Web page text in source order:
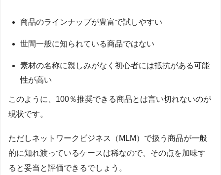
商品のラインナップが豊富で試しやすい
世間一般に知られている商品ではない
素材の名称に親しみがなく初心者には抵抗がある可能
性が高い
このように、100％推奨できる商品とは言い切れないのが
現状です。
ただしネットワークビジネス（MLM）で扱う商品が一般
的に知れ渡っているケースは稀なので、その点を加味す
ると妥当と評価できるでしょう。